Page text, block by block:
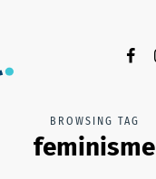
BROWSING TAG
feminisme